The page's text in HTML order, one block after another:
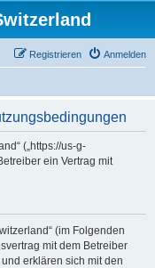
Anmelden
Registrieren
(„https://us-g-
ein Vertrag mit
(im Folgenden
mit dem Betreiber
erklären sich mit den